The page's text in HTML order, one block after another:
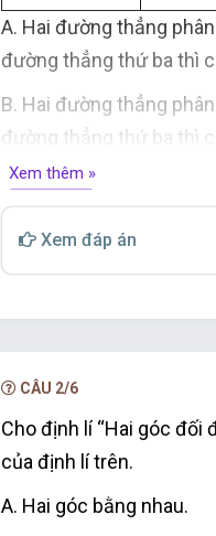
A. Hai đường thẳng
đường thẳng thứ ba thì
B. Hai đường thẳng
đường thẳng thứ ba thì
C. Nếu một đường
thẳng song song thì nó
thẳng kia.
đường thẳng song
đường thẳng kia.
Xem thêm »
Xem đáp án
CÂU 2/6
Cho định lí “Hai góc đối
của định lí trên.
A. Hai góc bằng nhau.